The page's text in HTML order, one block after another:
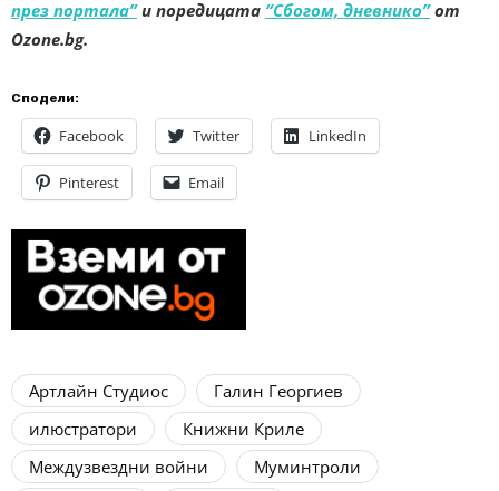
през портала”и поредицата “Сбогом, дневнико”от
Ozone.bg.
Сподели:
Facebook Twitter LinkedIn
Pinterest Email
Артлайн Студиос
Галин Георгиев
илюстратори
Книжни Криле
Междузвездни войни
Муминтроли